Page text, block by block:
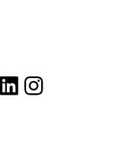
instagram